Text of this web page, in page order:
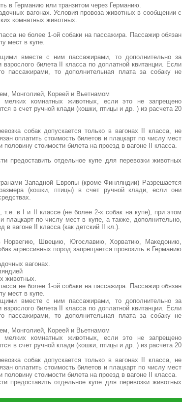
в Германию или транзитом через Германию.
вагонах. Условия провоза животных в сообщении с
комнатных животных.
не более 1-ой собаки на пассажира. Пассажир обязан
мест в купе.
вместе с ним пассажирами, то дополнительно за
взрослого билета II класса по доплатной квитанции. Если
то дополнительная плата за собаку не
Монголией, Кореей и Вьетнамом
мелких комнатных животных, если это не запрещено
в счет ручной клади (кошки, птицы и др. ) из расчета 20
собак допускается только в вагонах II класса, не
оплатить стоимость билетов и плацкарт по числу мест
половину стоимости билета на проезд в вагоне II класса.
предоставить отдельное купе для перевозки животных
Западной Европы (кроме Финляндии) Разрешается
(кошки, птицы) в счет ручной клади, если они
т.е. в I и II классе (не более 2-х собак на купе), при этом
плацкарт по числу мест в купе, а также, дополнительно,
в вагоне II класса (как детский II кл.).
Норвегию, Швецию, Югославию, Хорватию, Македонию,
агрессивных пород запрещается провозить в Германию
вагонах.
животных.
не более 1-ой собаки на пассажира. Пассажир обязан
мест в купе.
вместе с ним пассажирами, то дополнительно за
взрослого билета II класса по доплатной квитанции. Если
то дополнительная плата за собаку не
Монголией, Кореей и Вьетнамом
мелких комнатных животных, если это не запрещено
в счет ручной клади (кошки, птицы и др. ) из расчета 20
собак допускается только в вагонах II класса, не
оплатить стоимость билетов и плацкарт по числу мест
половину стоимости билета на проезд в вагоне II класса.
предоставить отдельное купе для перевозки животных